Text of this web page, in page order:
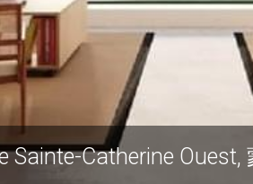
Catherine Ouest,